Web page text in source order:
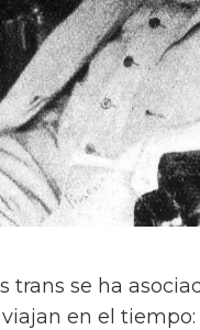
trans se ha
en el